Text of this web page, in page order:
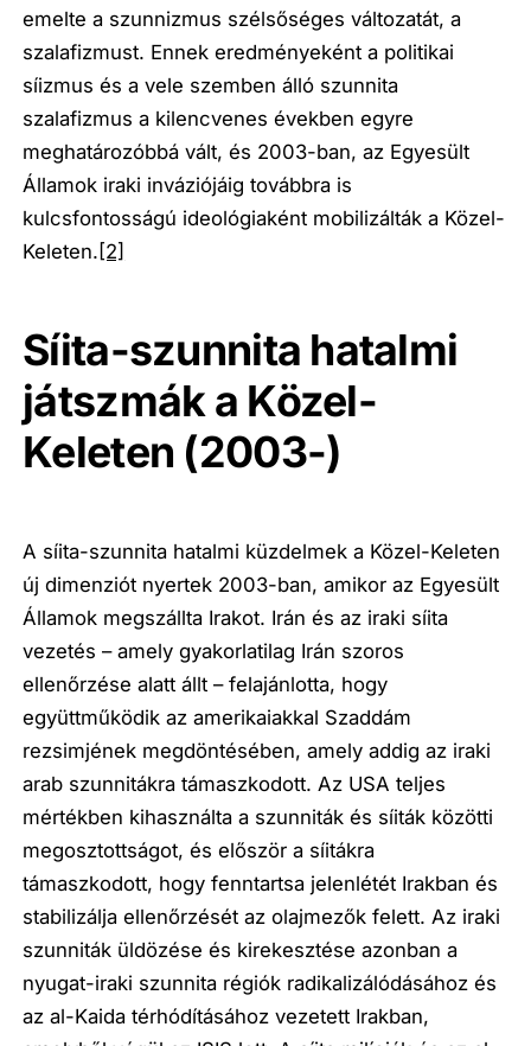
emelte a szunnizmus szélsőséges változatát, a
szalafizmust. Ennek eredményeként a politikai
síizmus és a vele szemben álló szunnita
szalafizmus a kilencvenes években egyre
meghatározóbbá vált, és 2003-ban, az Egyesült
Államok iraki inváziójáig továbbra is
kulcsfontosságú ideológiaként mobilizálták a Közel-
Keleten. [2]
Síita-szunnita hatalmi
játszmák a Közel-
Keleten (2003-)
A síita-szunnita hatalmi küzdelmek a Közel-Keleten
új dimenziót nyertek 2003-ban, amikor az Egyesült
Államok megszállta Irakot. Irán és az iraki síita
vezetés – amely gyakorlatilag Irán szoros
ellenőrzése alatt állt – felajánlotta, hogy
együttműködik az amerikaiakkal Szaddám
rezsimjének megdöntésében, amely addig az iraki
arab szunnitákra támaszkodott. Az USA teljes
mértékben kihasználta a szunniták és síiták közötti
megosztottságot, és először a síitákra
támaszkodott, hogy fenntartsa jelenlétét Irakban és
stabilizálja ellenőrzését az olajmezők felett. Az iraki
szunniták üldözése és kirekesztése azonban a
nyugat-iraki szunnita régiók radikalizálódásához és
az al-Kaida térhódításához vezetett Irakban,